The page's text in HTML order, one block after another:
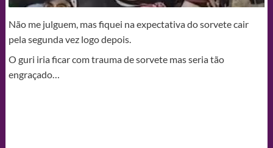
Não me julguem, mas fiquei na expectativa do sorvete cair
pela segunda vez logo depois.
O guri iria ficar com trauma de sorvete mas seria tão
engraçado…